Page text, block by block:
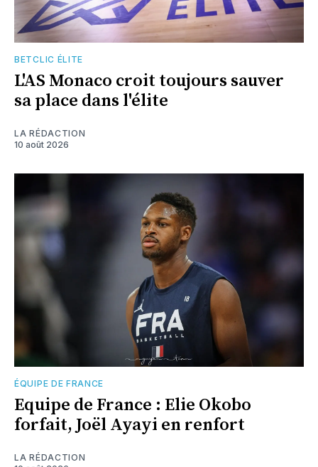
BETCLIC ÉLITE
L'AS Monaco croit toujours sauver
sa place dans l'élite
LA RÉDACTION
10 août 2026
ÉQUIPE DE FRANCE
Equipe de France : Elie Okobo
forfait, Joël Ayayi en renfort
LA RÉDACTION